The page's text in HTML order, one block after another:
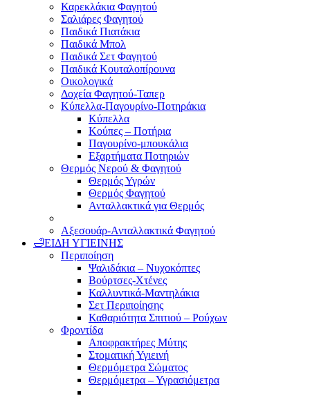
Καρεκλάκια Φαγητού
Σαλιάρες Φαγητού
Παιδικά Πιατάκια
Παιδικά Μπολ
Παιδικά Σετ Φαγητού
Παιδικά Κουταλοπίρουνα
Οικολογικά
Δοχεία Φαγητού-Ταπερ
Κύπελλα-Παγουρίνο-Ποτηράκια
Κύπελλα
Κούπες – Ποτήρια
Παγουρίνο-μπουκάλια
Εξαρτήματα Ποτηριών
Θερμός Νερού & Φαγητού
Θερμός Υγρών
Θερμός Φαγητού
Ανταλλακτικά για Θερμός
Αξεσουάρ-Ανταλλακτικά Φαγητού
🛁ΕΙΔΗ ΥΓΙΕΙΝΗΣ
Περιποίηση
Ψαλιδάκια – Νυχοκόπτες
Βούρτσες-Χτένες
Καλλυντικά-Μαντηλάκια
Σετ Περιποίησης
Καθαριότητα Σπιτιού – Ρούχων
Φροντίδα
Αποφρακτήρες Μύτης
Στοματική Υγιεινή
Θερμόμετρα Σώματος
Θερμόμετρα – Υγρασιόμετρα